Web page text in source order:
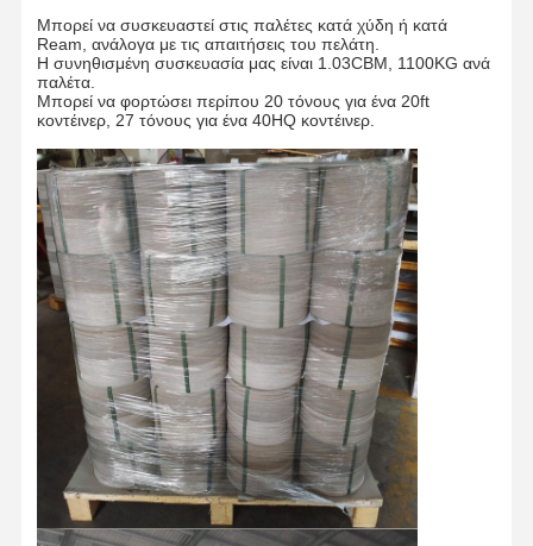
Γκρι χαρτόνι
Διπλός πίνακας
Έγγραφο όφσετ
Έγγραφο πινάκων ελεφαντόδοντου
Στιλπνό έγγραφο
Χάρτης χρώματος
Χάρτης Kraft
Καρτόνι κυματοειδής
Έγγραφο δημοσιογραφικού χάρτη
πέτρινο χαρτί
Μπορεί να συσκευαστεί στις παλέτες κατά χύδη ή κατά
Ream, ανάλογα με τις απαιτήσεις του πελάτη.
Η συνηθισμένη συσκευασία μας είναι 1.03CBM, 1100KG ανά
παλέτα.
Μπορεί να φορτώσει περίπου 20 τόνους για ένα 20ft
κοντέινερ, 27 τόνους για ένα 40HQ κοντέινερ.